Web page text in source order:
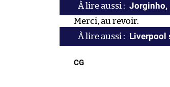
Jorginho,
Merci, au revoir.
Liverpool
CG